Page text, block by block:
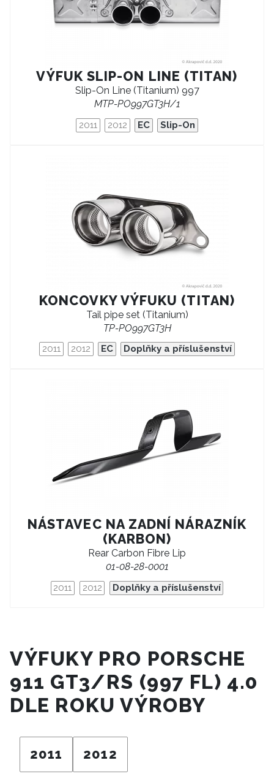
VÝFUK SLIP-ON LINE (TITAN)
Slip-On Line (Titanium) 997
MTP-PO997GT3H/1
2011 2012 EC Slip-On
KONCOVKY VÝFUKU (TITAN)
Tail pipe set (Titanium)
TP-PO997GT3H
2011 2012 EC Doplňky a příslušenství
NÁSTAVEC NA ZADNÍ NÁRAZNÍK
(KARBON)
Rear Carbon Fibre Lip
01-08-28-0001
2011 2012 Doplňky a příslušenství
VÝFUKY PRO PORSCHE
911 GT3/RS (997 FL) 4.0
DLE ROKU VÝROBY
2011 2012